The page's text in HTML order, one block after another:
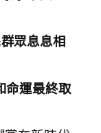
眾息息相
命運最終取